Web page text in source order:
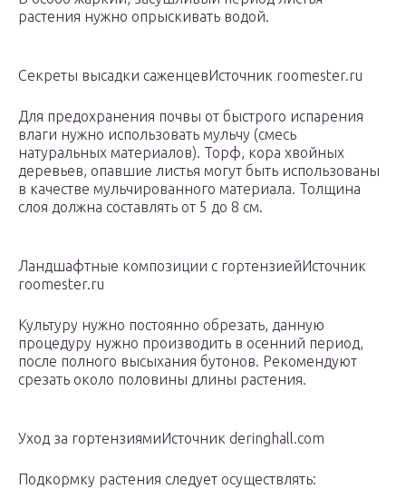
растения нужно опрыскивать водой.
Секреты высадки саженцевИсточник roomester.ru
Для предохранения почвы от быстрого испарения
влаги нужно использовать мульчу (смесь
натуральных материалов). Торф, кора хвойных
деревьев, опавшие листья могут быть использованы
в качестве мульчированного материала. Толщина
слоя должна составлять от 5 до 8 см.
Ландшафтные композиции с гортензиейИсточник
roomester.ru
Культуру нужно постоянно обрезать, данную
процедуру нужно производить в осенний период,
после полного высыхания бутонов. Рекомендуют
срезать около половины длины растения.
Уход за гортензиямиИсточник deringhall.com
Подкормку растения следует осуществлять: